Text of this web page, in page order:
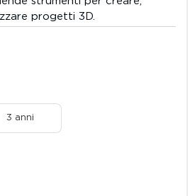
progetti 3D.
3 anni